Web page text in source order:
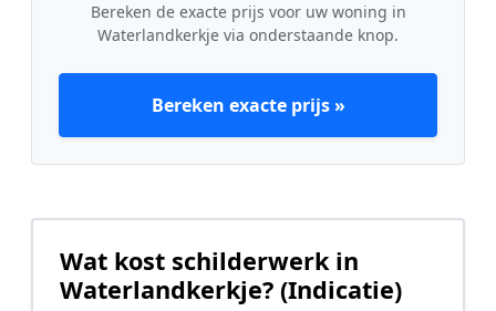
Bereken de exacte prijs voor uw woning in
Waterlandkerkje via onderstaande knop.
Bereken exacte prijs »
Wat kost schilderwerk in
Waterlandkerkje? (Indicatie)